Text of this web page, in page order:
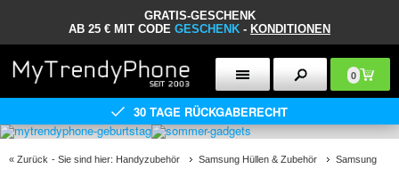
GRATIS-GESCHENK
AB 25 € MIT CODE GESCHENK - KONDITIONEN
0
30 TAGE RÜCKGABERECHT
« Zurück - Sie sind hier: Handyzubehör Samsung Hüllen & Zubehör
Samsung